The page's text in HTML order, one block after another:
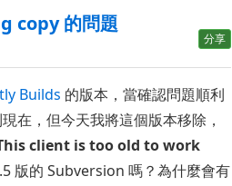
copy 的問題
分享
Builds 的版本，當確認問題順利
在，但今天我將這個版本移除，
client is too old to work
版的 Subversion 嗎？為什麼會有